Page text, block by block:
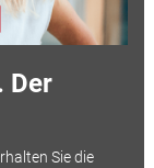
Der
Sie die